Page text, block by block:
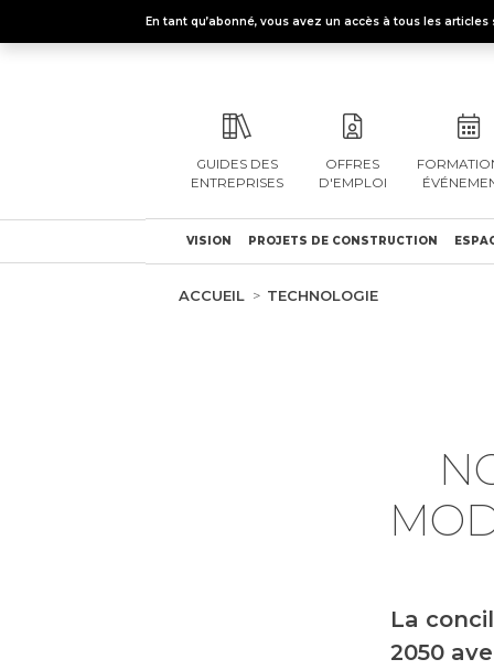
En tant qu’abonné, vous avez un accès à tous les articles
GUIDES DES
ENTREPRISES
OFFRES
D'EMPLOI
VISION PROJETS DE CONSTRUCTION
ACCUEIL TECHNOLOGIE
La
2050